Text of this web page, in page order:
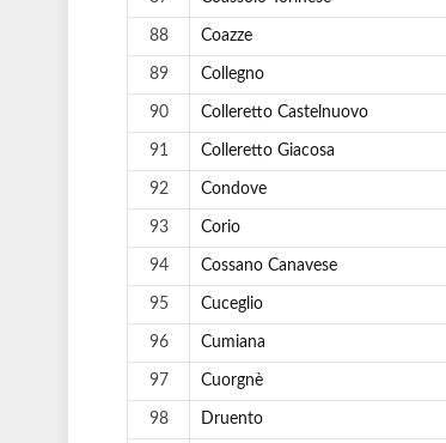
88 Coazze
89 Collegno
90 Colleretto Castelnuovo
91 Colleretto Giacosa
92 Condove
93 Corio
94 Cossano Canavese
95 Cuceglio
96 Cumiana
97 Cuorgnè
98 Druento